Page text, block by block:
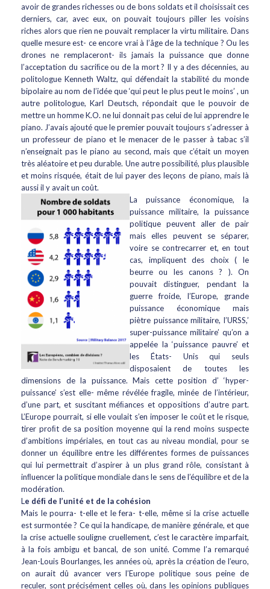
avoir de grandes richesses ou de bons soldats et il choisissait ces
derniers, car, avec eux, on pouvait toujours piller les voisins
riches alors que rien ne pouvait remplacer la virtu militaire. Dans
quelle mesure est- ce encore vrai à l’âge de la technique ? Ou les
drones ne remplaceront- ils jamais la puissance que donne
l’acceptation du sacriﬁce ou de la mort ? Il y a des décennies, au
politologue Kenneth Waltz, qui défendait la stabilité du monde
bipolaire au nom de l’idée que ‘qui peut le plus peut le moins’ , un
autre politologue, Karl Deutsch, répondait que le pouvoir de
mettre un homme K.O. ne lui donnait pas celui de lui apprendre le
piano. J’avais ajouté que le premier pouvait toujours s’adresser à
un professeur de piano et le menacer de le passer à tabac s’il
n’enseignait pas le piano au second, mais que c’était un moyen
très aléatoire et peu durable. Une autre possibilité, plus plausible
et moins risquée, était de lui payer des leçons de piano, mais là
aussi il y avait un coût.
La puissance économique, la
puissance militaire, la puissance
politique peuvent aller de pair
mais elles peuvent se séparer,
voire se contrecarrer et, en tout
cas, impliquent des choix ( le
beurre ou les canons ? ). On
pouvait distinguer, pendant la
guerre froide, l’Europe, grande
puissance économique mais
piètre puissance militaire, l’URSS,’
super-puissance militaire’ qu’on a
appelée la ‘puissance pauvre’ et
les États- Unis qui seuls
disposaient de toutes les
dimensions de la puissance. Mais cette position d’ ‘hyper-
puissance’ s’est elle- même révélée fragile, minée de l’intérieur,
d’une part, et suscitant méﬁances et oppositions d’autre part.
L’Europe pourrait, si elle voulait s’en imposer le coût et le risque,
tirer proﬁt de sa position moyenne qui la rend moins suspecte
d’ambitions impériales, en tout cas au niveau mondial, pour se
donner un équilibre entre les différentes formes de puissances
qui lui permettrait d’aspirer à un plus grand rôle, consistant à
inﬂuencer la politique mondiale dans le sens de l’équilibre et de la
modération.
Le déﬁ de l’unité et de la cohésion
Mais le pourra- t-elle et le fera- t-elle, même si la crise actuelle
est surmontée ? Ce qui la handicape, de manière générale, et que
la crise actuelle souligne cruellement, c’est le caractère imparfait,
à la fois ambigu et bancal, de son unité. Comme l’a remarqué
Jean-Louis Bourlanges, les années où, après la création de l’euro,
on aurait dû avancer vers l’Europe politique sous peine de
reculer, sont précisément celles où, dans les opinions publiques